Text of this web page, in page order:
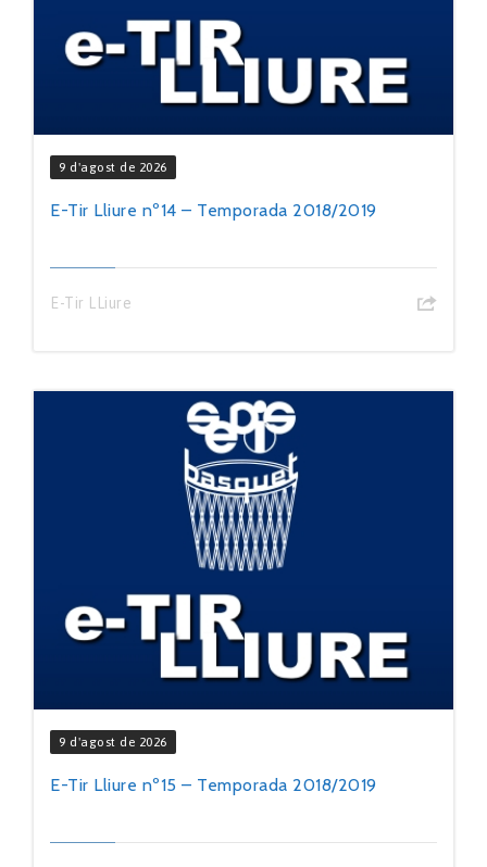
9 d'agost de 2026
E-Tir Lliure nº14 – Temporada 2018/2019
E-Tir LLiure
9 d'agost de 2026
E-Tir Lliure nº15 – Temporada 2018/2019